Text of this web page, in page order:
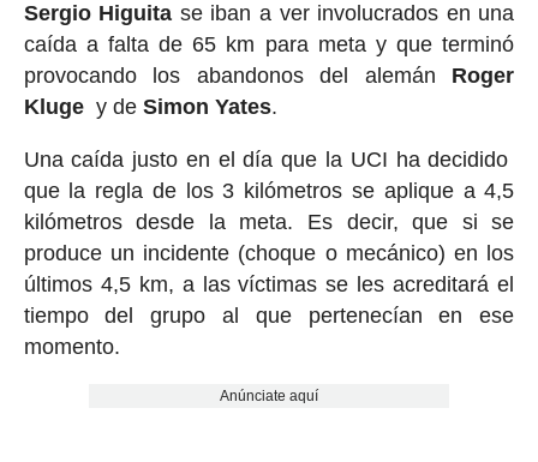
Sergio Higuita se iban a ver involucrados en una
caída a falta de 65 km para meta y que terminó
provocando los abandonos del alemán Roger
Klugey de Simon Yates.
Una caída justo en el día que la UCI ha decidido
que la regla de los 3 kilómetros se aplique a 4,5
kilómetros desde la meta. Es decir, que si se
produce un incidente (choque o mecánico) en los
últimos 4,5 km, a las víctimas se les acreditará el
tiempo del grupo al que pertenecían en ese
momento.
Anúnciate aquí